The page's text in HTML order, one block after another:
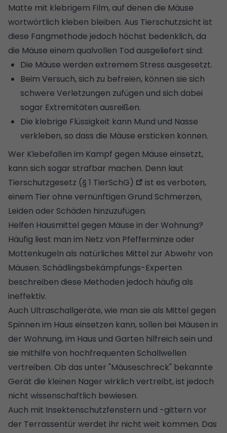
Matte mit klebrigem Film, auf denen die Mäuse
wortwörtlich kleben bleiben. Aus Tierschutzsicht ist
diese Fangmethode jedoch höchst bedenklich, da
die Mäuse einem qualvollen Tod ausgeliefert sind:
Die Mäuse werden extremem Stress ausgesetzt.
Beim Versuch, sich zu befreien, können sie sich
schwere Verletzungen zufügen und sich dabei
sogar Extremitäten ausreißen.
Die klebrige Flüssigkeit kann Mund und Nasse
verkleben, so dass die Mäuse ersticken können.
Wer Klebefallen im Kampf gegen Mäuse einsetzt,
kann sich sogar strafbar machen. Denn laut
Tierschutzgesetz (§ 1 TierSchG)
ist es verboten,
einem Tier ohne vernünftigen Grund Schmerzen,
Leiden oder Schäden hinzuzufügen.
Helfen Hausmittel gegen Mäuse in der Wohnung?
Häufig liest man im Netz von Pfefferminze oder
Mottenkugeln als natürliches Mittel zur Abwehr von
Mäusen. Schädlingsbekämpfungs-Experten
beschreiben diese Methoden jedoch häufig als
ineffektiv.
Auch Ultraschallgeräte, wie man sie als Mittel gegen
Spinnen im Haus einsetzen kann, sollen bei Mäusen in
der Wohnung, im Haus und Garten hilfreich sein und
sie mithilfe von hochfrequenten Schallwellen
vertreiben. Ob das unter "Mäuseschreck" bekannte
Gerät die kleinen Nager wirklich vertreibt, ist jedoch
nicht wissenschaftlich bewiesen.
Auch mit Insektenschutzfenstern und -gittern vor
der Terrassentür werdet ihr nicht weit kommen. Das